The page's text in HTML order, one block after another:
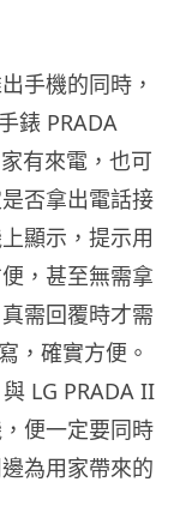
手機的同時，
錶 PRADA
有來電，也可
否拿出電話接
顯示，提示用
，甚至無需拿
需回覆時才需
，確實方便。
LG PRADA II
便一定要同時
為用家帶來的